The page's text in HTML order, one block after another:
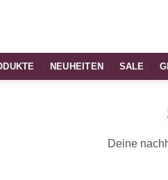
NEUHEITEN SALE
Deine